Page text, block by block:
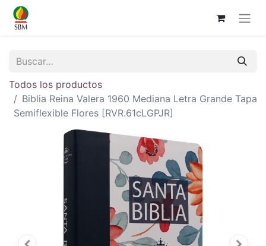
Todos los productos
Biblia Reina Valera 1960 Mediana Letra Grande Tapa
Semiflexible Flores [RVR.61cLGPJR]